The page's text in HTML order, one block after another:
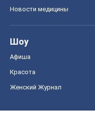
Новости медицины
Шоу
Афиша
Красота
Женский Журнал